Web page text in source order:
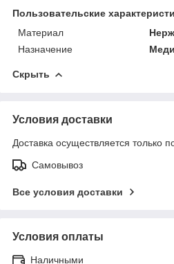
Пользовательские
Материал
Назначение
Скрыть
Условия доставки
Доставка осуществляется только
Самовывоз
Все условия доставки
Условия оплаты
Наличными